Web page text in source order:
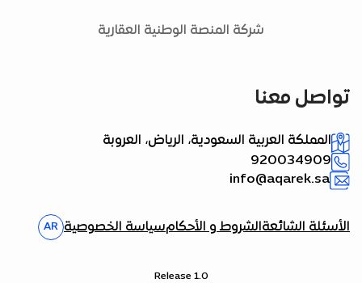
شركة المنصة الوطنية العقارية
تواصل معنا
المملكة العربية السعودية، الرياض، العروبة
920034909
info@aqarek.sa
الأسئلة الشائعةالشروط و الأحكامسياسة الخصوصية AR
Release 1.0